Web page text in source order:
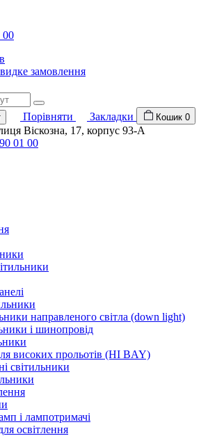
00
замовлення
Порівняти Закладки Кошик 0
Віскозна, 17, корпус 93-А
01 00
направленого світла (down light)
і шинопровід
високих прольотів (HI BAY)
світильники
і лампотримачі
освітлення